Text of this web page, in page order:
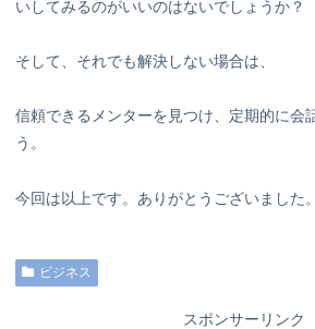
いしてみるのがいいのはないでしょうか？
そして、それでも解決しない場合は、
信頼できるメンターを見つけ、定期的に会
う。
今回は以上です。ありがとうございました。
ビジネス
スポンサーリンク